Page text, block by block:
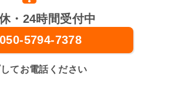
・24時間受付中
050-5794-7378
てお電話ください